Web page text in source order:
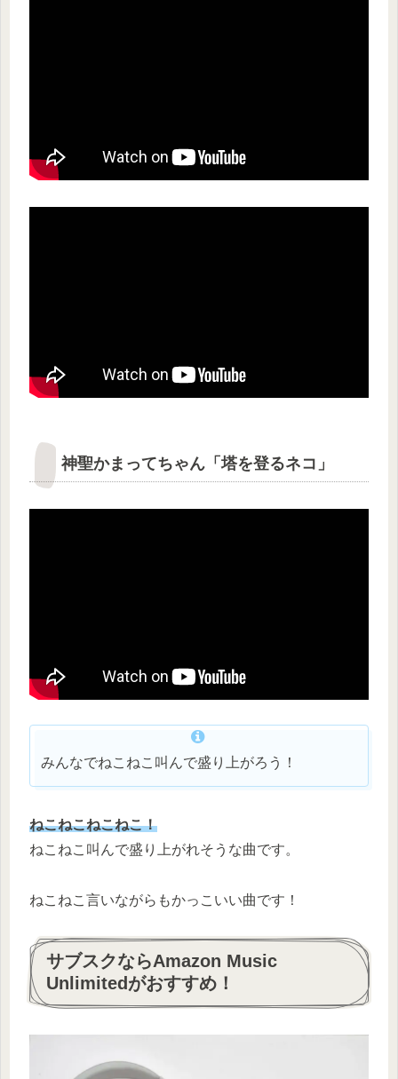
神聖かまってちゃん「塔を登るネコ」
みんなでねこねこ叫んで盛り上がろう！
ねこねこねこねこ！
ねこねこ叫んで盛り上がれそうな曲です。
ねこねこ言いながらもかっこいい曲です！
サブスクならAmazon Music
Unlimitedがおすすめ！